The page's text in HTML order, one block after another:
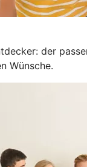
der
Wünsche.